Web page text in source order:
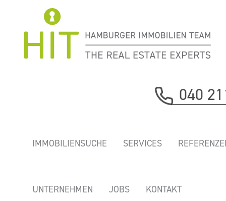
040
IMMOBILIENSUCHE SERVICES
UNTERNEHMEN JOBS KONTAKT
„HAFENCITY
TRAUMHAFTEM